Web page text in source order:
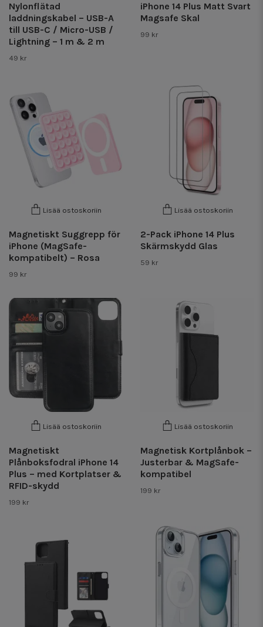
Nylonflätad
laddningskabel – USB-A
till USB-C / Micro-USB /
Lightning – 1 m & 2 m
49 kr
iPhone 14 Plus Matt Svart
Magsafe Skal
99 kr
Lisää ostoskoriin
Magnetiskt Suggrepp för
iPhone (MagSafe-
kompatibelt) – Rosa
99 kr
Lisää ostoskoriin
2-Pack iPhone 14 Plus
Skärmskydd Glas
59 kr
Lisää ostoskoriin
Magnetiskt
Plånboksfodral iPhone 14
Plus – med Kortplatser &
RFID-skydd
199 kr
Lisää ostoskoriin
Magnetisk Kortplånbok –
Justerbar & MagSafe-
kompatibel
199 kr